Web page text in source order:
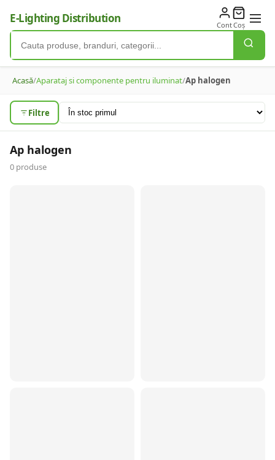
E-Lighting Distribution ContCoș
Acasă/Aparataj si componente pentru iluminat/Ap halogen
Filtre
Ap halogen
0 produse